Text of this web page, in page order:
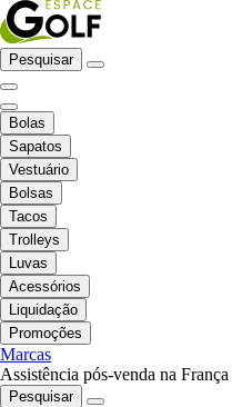
Pesquisar
Bolas
Sapatos
Vestuário
Bolsas
Tacos
Trolleys
Luvas
Acessórios
Liquidação
Promoções
Marcas
Assistência pós-venda na França
Pesquisar